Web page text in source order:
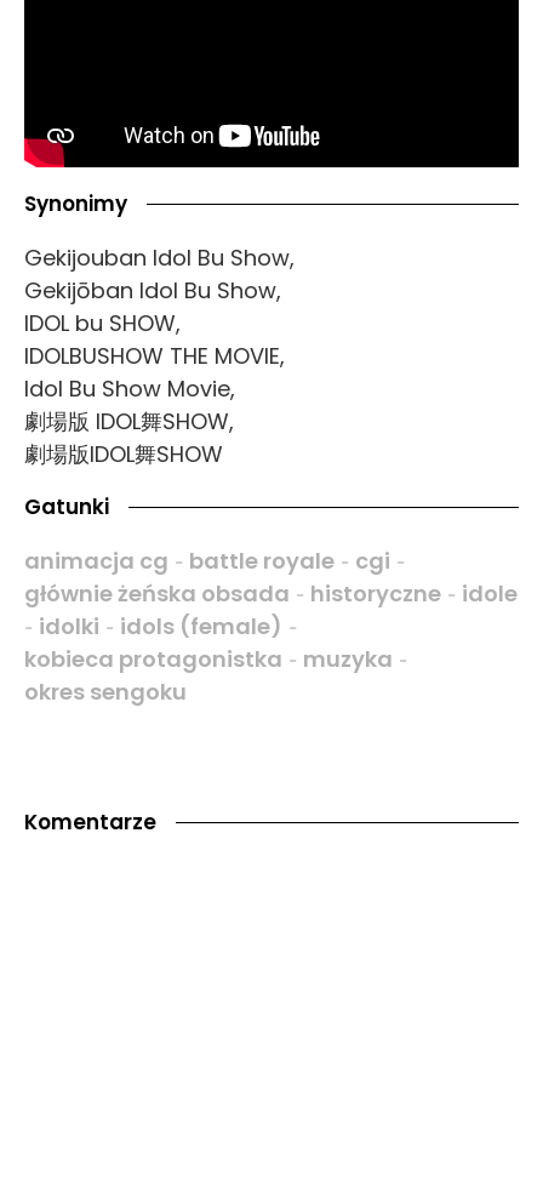
Synonimy
Gekijouban Idol Bu Show,
Gekijōban Idol Bu Show,
IDOL bu SHOW,
IDOLBUSHOW THE MOVIE,
Idol Bu Show Movie,
劇場版 IDOL舞SHOW,
劇場版IDOL舞SHOW
Gatunki
animacja cg - battle royale - cgi -
głównie żeńska obsada - historyczne - idole
- idolki - idols (female) -
kobieca protagonistka - muzyka -
okres sengoku
Komentarze